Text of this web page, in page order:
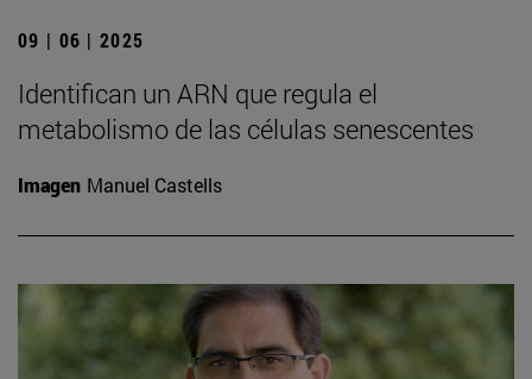
09 | 06 | 2025
Identifican un ARN que regula el
metabolismo de las células senescentes
Imagen Manuel Castells